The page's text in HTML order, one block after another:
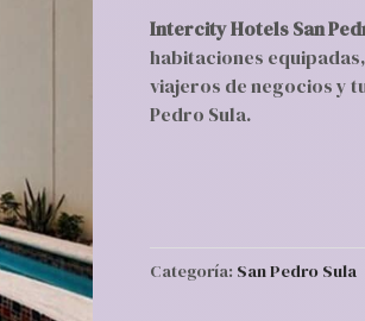
Intercity Hotels San
habitaciones
viajeros de negocios y
Pedro Sula.
Categoría: San Pedro Sula